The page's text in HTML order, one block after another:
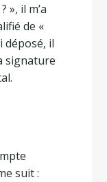
», il m’a
de «
déposé, il
signature
suit :